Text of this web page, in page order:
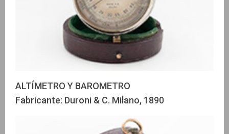
ALTÍMETRO Y BAROMETRO
Fabricante: Duroni & C. Milano, 1890